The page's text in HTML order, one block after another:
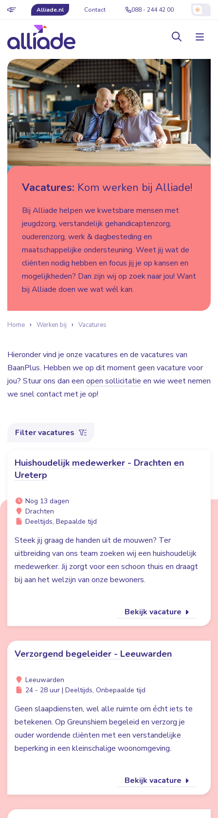
Alliade.nl Contact 088 - 244 42 00
Vacatures: Kom werken bij Alliade!
Bij Alliade helpen we kwetsbare mensen met
jeugdzorg, verstandelijk gehandicaptenzorg,
ouderenzorg, werk & dagbesteding en
maatschappelijke ondersteuning. Weet jij wat de
cliënten nodig hebben en focus jij je op kansen en
mogelijkheden? Dan zijn wij op zoek naar jou! Want
bij Alliade doen we wat wél kan.
Home Werken bij Vacatures
Hieronder vind je onze vacatures en de vacatures van
BaanPlus. Hebben we op dit moment geen vacature voor
jou? Stuur ons dan een open sollicitatie en wie weet nemen
we snel contact met je op!
Filter vacatures
Huishoudelijk medewerker - Drachten en
Ureterp
Nog 13 dagen
Drachten
Deeltijds, Bepaalde tijd
Steek jij graag de handen uit de mouwen? Ter
uitbreiding van ons team zoeken wij een huishoudelijk
medewerker. Jij zorgt voor een schoon thuis en draagt
bij aan het welzijn van onze bewoners.
Bekijk vacature
Verzorgend begeleider - Leeuwarden
Leeuwarden
24 - 28 uur | Deeltijds, Onbepaalde tijd
Geen slaapdiensten, wel alle ruimte om écht iets te
betekenen. Op Greunshiem begeleid en verzorg je
ouder wordende cliënten met een verstandelijke
beperking in een kleinschalige woonomgeving.
Bekijk vacature